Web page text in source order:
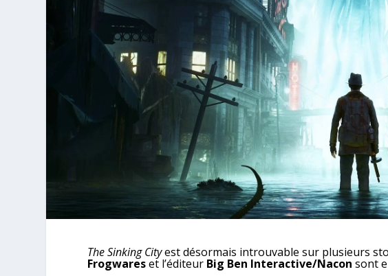
The Sinking Cityest désormais introuvable sur plusieurs
Frogwareset l’éditeur Big Ben Interactive/Nacon sont